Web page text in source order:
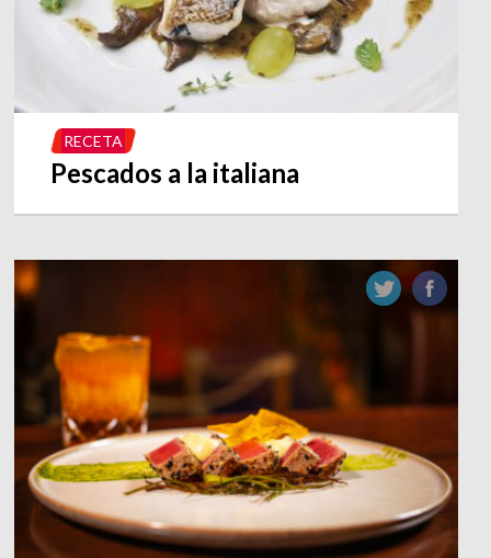
RECETA
Pescados a la italiana